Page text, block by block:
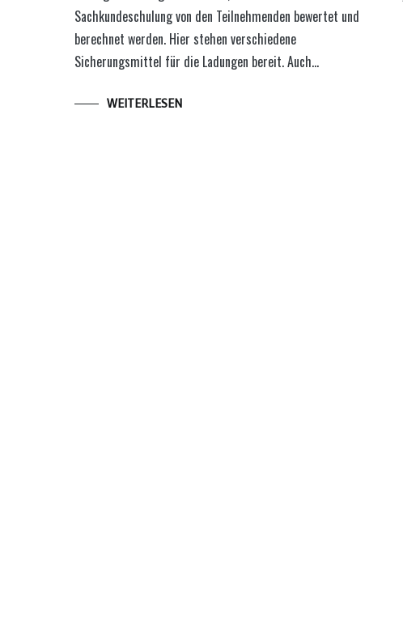
Sachkundeschulung von den Teilnehmenden bewertet und
berechnet werden. Hier stehen verschiedene
Sicherungsmittel für die Ladungen bereit. Auch…
WEITERLESEN